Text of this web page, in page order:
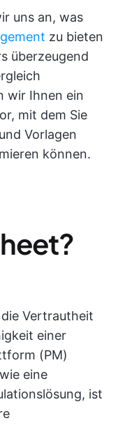
uns an, was
zu bieten
überzeugend
wir Ihnen ein
mit dem Sie
Vorlagen
können.
Vertrautheit
einer
(PM)
eine
ist